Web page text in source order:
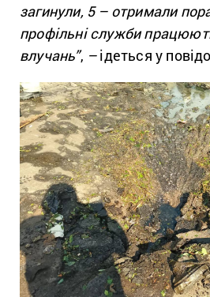
загинули, 5 – отримали
профільні служби
влучань”, –ідеться у